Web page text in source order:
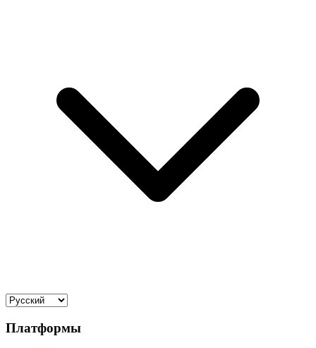
Платформы